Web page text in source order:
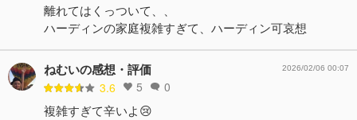
離れてはくっついて、、
ハーディンの家庭複雑すぎて、ハーディン可哀想
ねむいの感想・評価
3.6 5 0
2026/02/06 00:07
複雑すぎて辛いよ😢